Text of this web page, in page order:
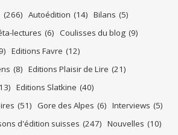
(266) Autoédition (14) Bilans (5)
lectures (6) Coulisses du blog (9)
Editions Favre (12)
(8) Editions Plaisir de Lire (21)
Editions Slatkine (40)
(51) Gore des Alpes (6) Interviews (5)
d'édition suisses (247) Nouvelles (10)